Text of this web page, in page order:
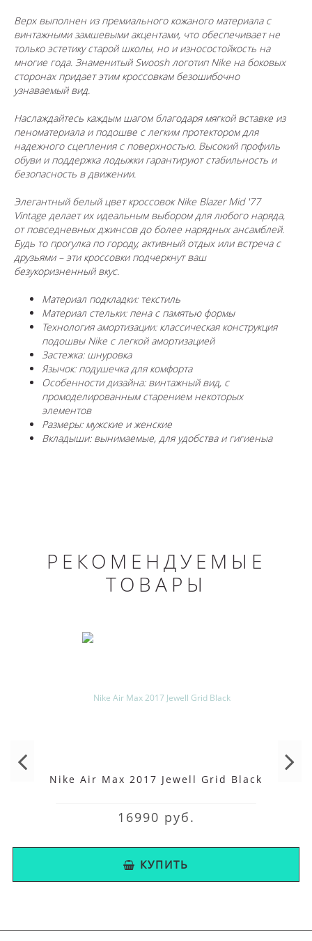
Верх выполнен из премиального кожаного материала с
винтажными замшевыми акцентами, что обеспечивает не
только эстетику старой школы, но и износостойкость на
многие года. Знаменитый Swoosh логотип Nike на боковых
сторонах придает этим кроссовкам безошибочно
узнаваемый вид.
Наслаждайтесь каждым шагом благодаря мягкой вставке из
пеноматериала и подошве с легким протектором для
надежного сцепления с поверхностью. Высокий профиль
обуви и поддержка лодыжки гарантируют стабильность и
безопасность в движении.
Элегантный белый цвет кроссовок Nike Blazer Mid '77
Vintage делает их идеальным выбором для любого наряда,
от повседневных джинсов до более нарядных ансамблей.
Будь то прогулка по городу, активный отдых или встреча с
друзьями – эти кроссовки подчеркнут ваш
безукоризненный вкус.
Материал подкладки: текстиль
Материал стельки: пена с памятью формы
Технология амортизации: классическая конструкция
подошвы Nike с легкой амортизацией
Застежка: шнуровка
Язычок: подушечка для комфорта
Особенности дизайна: винтажный вид, с
промоделированным старением некоторых
элементов
Размеры: мужские и женские
Вкладыши: вынимаемые, для удобства и гигиеныa
РЕКОМЕНДУЕМЫЕ
ТОВАРЫ
Nike Air Max 2017 Jewell Grid Black
16990 руб.
КУПИТЬ